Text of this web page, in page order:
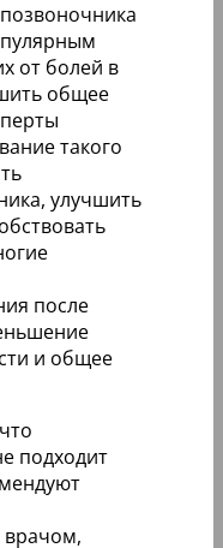
от болей в
общее
такого
улучшить
после
и общее
подходит
врачом,